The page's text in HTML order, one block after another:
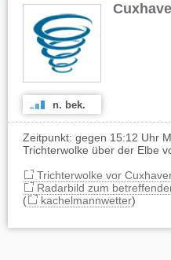
n. bek.
Zeitpunkt: gegen 15:12 Uhr
Trichterwolke über der Elbe
Trichterwolke vor
Radarbild zum
(
kachelmannwetter)